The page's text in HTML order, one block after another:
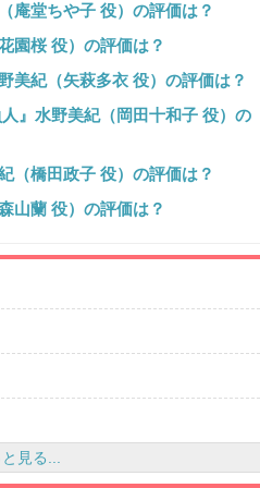
庵堂ちや子 役）の評価は？
園桜 役）の評価は？
美紀（矢萩多衣 役）の評価は？
』水野美紀（岡田十和子 役）の
（橋田政子 役）の評価は？
山蘭 役）の評価は？
と見る...